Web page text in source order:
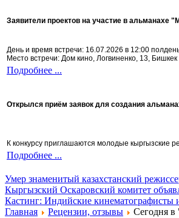
Заявители проектов на участие в альманахе
День и время встречи: 16.07.2026 в 12:00
Место встречи: Дом кино, Логвиненко, 13, Бишкек
Подробнее ...
Открылся приём заявок для создания
К конкурсу приглашаются молодые кыргызские
Подробнее ...
Умер знаменитый казахстанский
Кыргызский Оскаровский комитет
Кастинг: Индийские кинематографисты
Главная
Рецензии, отзывы
Сегодня в